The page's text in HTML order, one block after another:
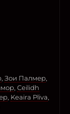
Зои Палмер
Ceilidh
Keaira Pliva